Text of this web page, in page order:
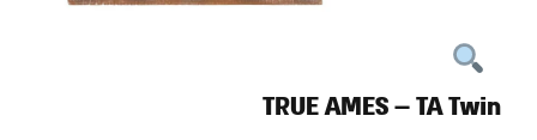
TRUE AMES – TA Twin